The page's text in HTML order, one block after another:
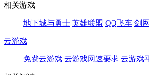
相关游戏
地下城与勇士 英雄联盟 QQ飞车 剑
云游戏
免费云游戏 云游戏网速要求 云游戏